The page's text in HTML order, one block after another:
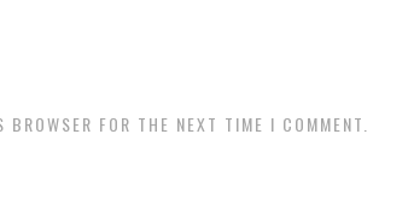
FOR THE NEXT TIME I COMMENT.